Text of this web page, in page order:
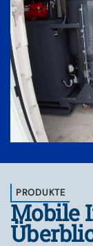
PRODUKTE
Mobile